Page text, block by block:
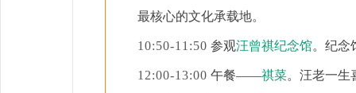
最核心的文化承载地。
10:50-11:50 参观汪曾祺纪念馆。纪念
12:00-13:00 午餐——祺菜。汪老一生